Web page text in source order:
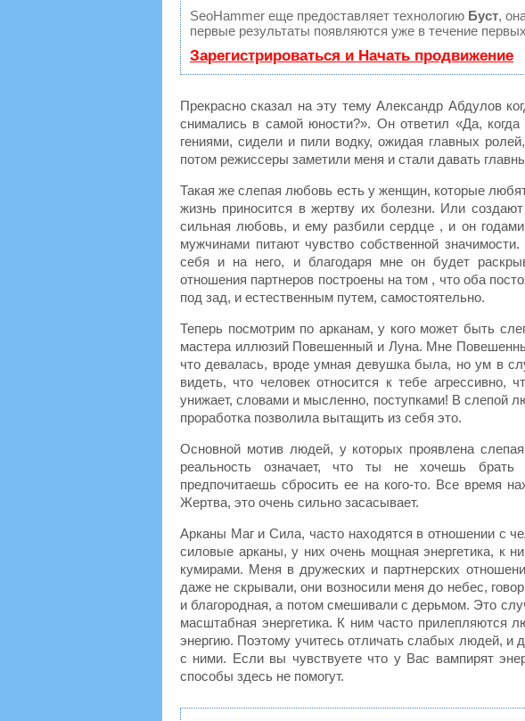
SeoHammer еще предоставляет технологию Буст,
первые результаты появляются уже в течение
Зарегистрироваться и Начать продвижение
Прекрасно сказал на эту тему Александр Абдулов
снимались в самой юности?». Он ответил «Да,
гениями, сидели и пили водку, ожидая главных
потом режиссеры заметили меня и стали давать
Такая же слепая любовь есть у женщин, которые
жизнь приносится в жертву их болезни. Или
сильная любовь, и ему разбили сердце , и он
мужчинами питают чувство собственной
себя и на него, и благодаря мне он будет
отношения партнеров построены на том , что оба
под зад, и естественным путем, самостоятельно.
Теперь посмотрим по арканам, у кого может быть
мастера иллюзий Повешенный и Луна. Мне
что девалась, вроде умная девушка была, но ум в
видеть, что человек относится к тебе агрессивно,
унижает, словами и мысленно, поступками! В слепой
проработка позволила вытащить из себя это.
Основной мотив людей, у которых проявлена
реальность означает, что ты не хочешь брать
предпочитаешь сбросить ее на кого-то. Все время
Жертва, это очень сильно засасывает.
Арканы Маг и Сила, часто находятся в отношении с
силовые арканы, у них очень мощная энергетика, к
кумирами. Меня в дружеских и партнерских
даже не скрывали, они возносили меня до небес,
и благородная, а потом смешивали с дерьмом. Это
масштабная энергетика. К ним часто прилепляются
энергию. Поэтому учитесь отличать слабых людей, и
с ними. Если вы чувствуете что у Вас вампирят
способы здесь не помогут.